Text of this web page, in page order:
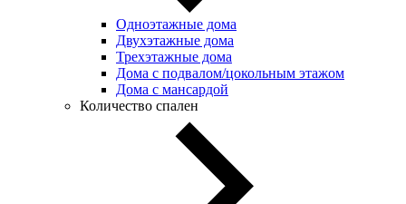
Одноэтажные дома
Двухэтажные дома
Трехэтажные дома
Дома с подвалом/цокольным этажом
Дома с мансардой
Количество спален